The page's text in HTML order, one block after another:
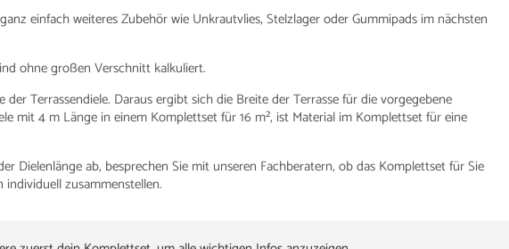
einfach weiteres Zubehör wie Unkrautvlies, Stelzlager oder Gummipads im nächsten
ohne großen Verschnitt kalkuliert.
Terrassendiele. Daraus ergibt sich die Breite der Terrasse für die vorgegebene
mit 4 m Länge in einem Komplettset für 16 m², ist Material im Komplettset für eine
Dielenlänge ab, besprechen Sie mit unseren Fachberatern, ob das Komplettset für Sie
zusammenstellen.